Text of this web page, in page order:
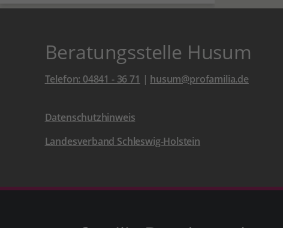
Beratungsstelle Husum
Telefon: 04841 - 36 71 | husum@profamilia.de
Datenschutzhinweis
Landesverband Schleswig-Holstein